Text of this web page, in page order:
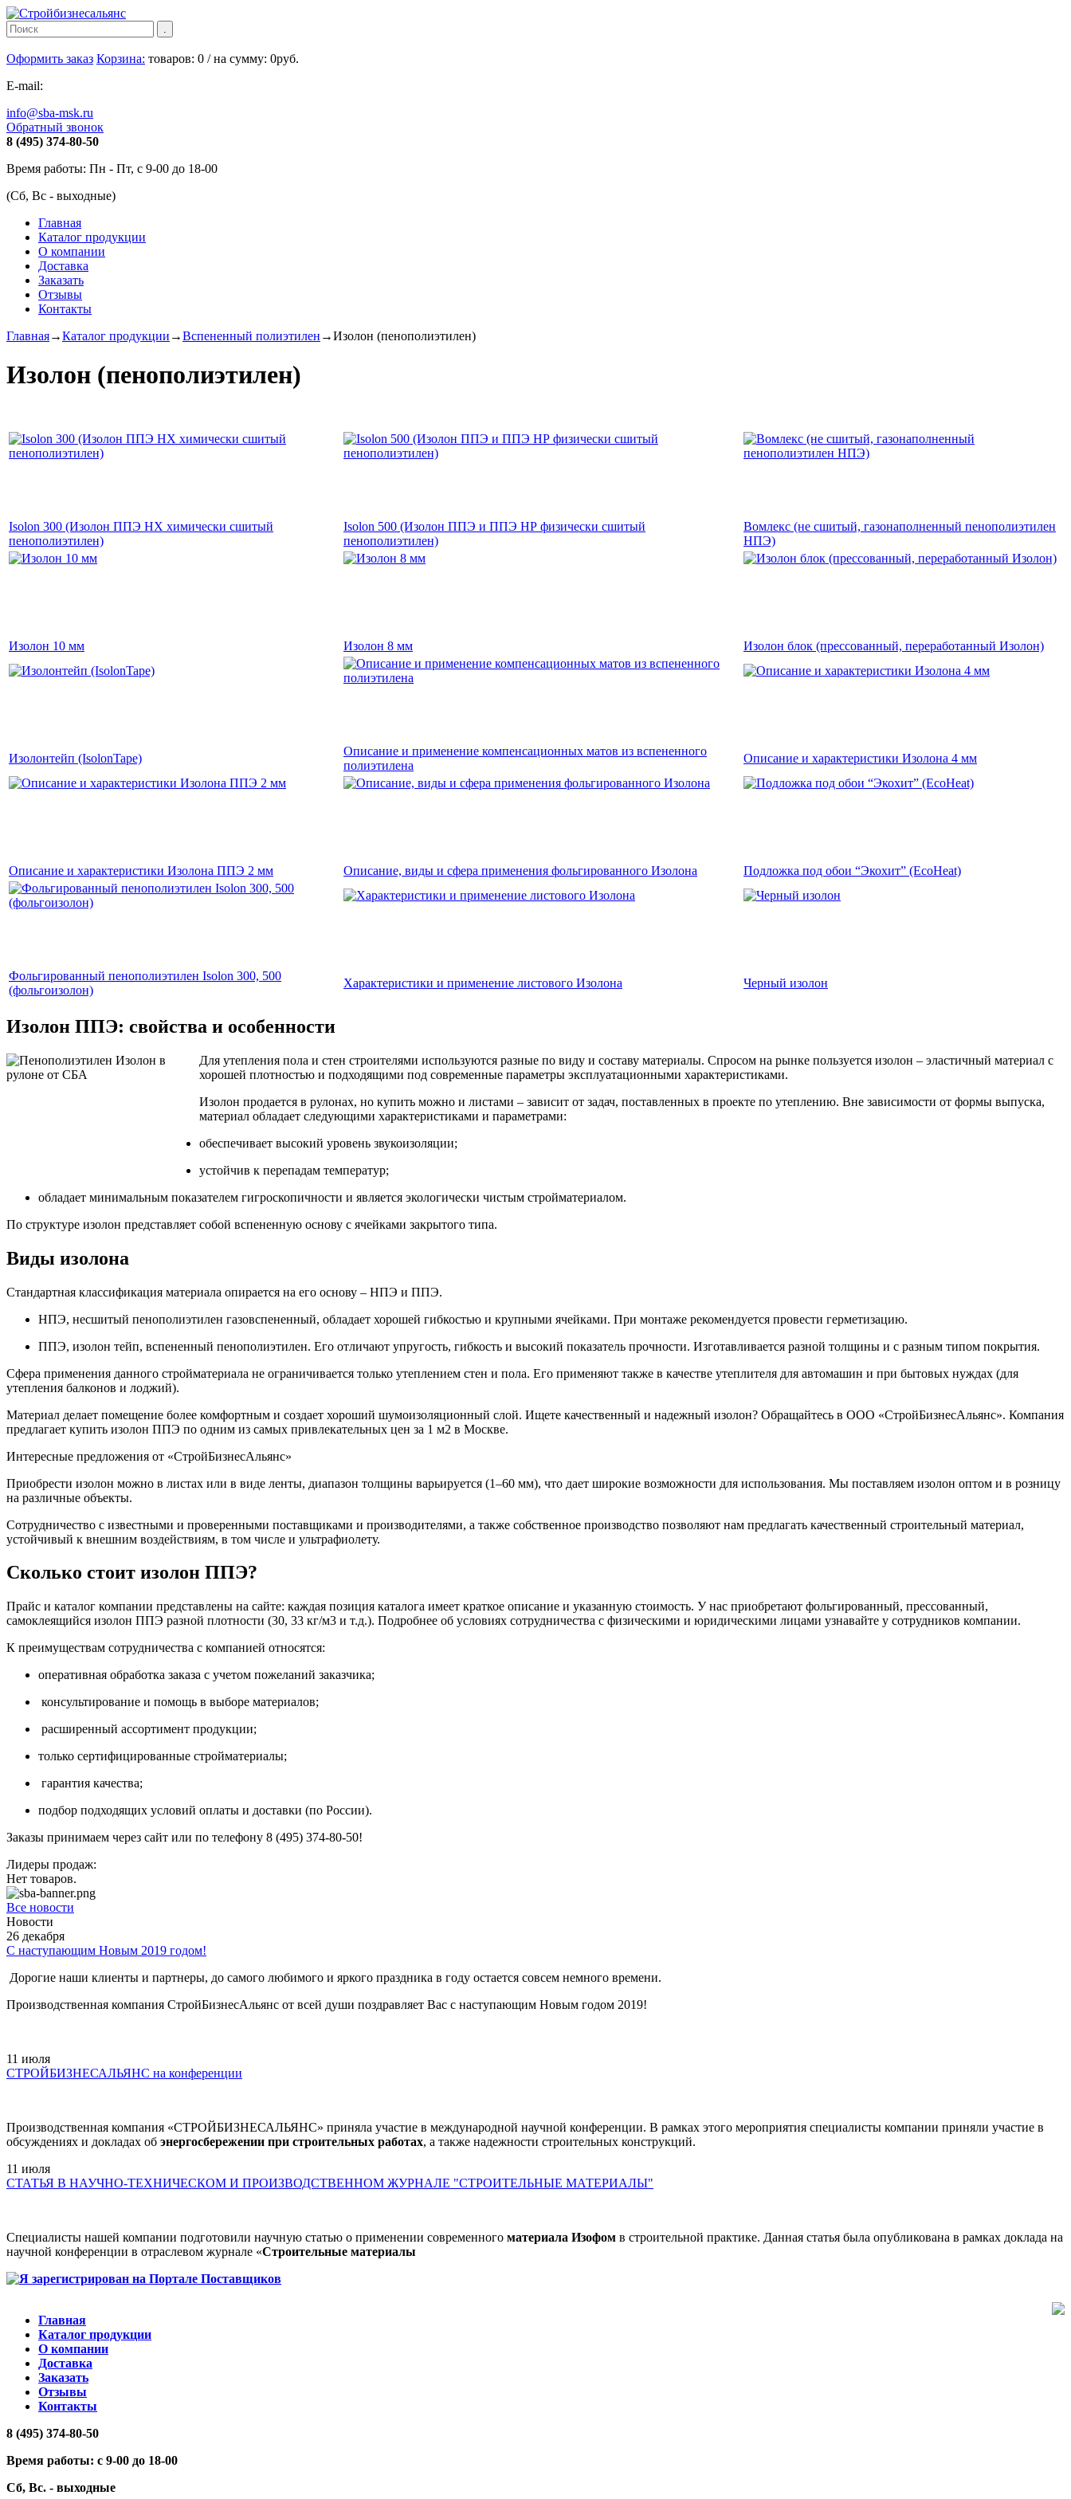
Оформить заказ Корзина: товаров: 0 / на сумму: 0руб.
E-mail:
info@sba-msk.ru
Обратный звонок
8 (495) 374-80-50
Время работы: Пн - Пт, с 9-00 до 18-00
(Сб, Вс - выходные)
Главная
Каталог продукции
О компании
Доставка
Заказать
Отзывы
Контакты
Главная→Каталог продукции →Вспененный полиэтилен →Изолон (пенополиэтилен)
Изолон (пенополиэтилен)
Isolon 300 (Изолон ППЭ НХ химически сшитый
пенополиэтилен)
Isolon 500 (Изолон ППЭ и ППЭ НР физически сшитый
пенополиэтилен)
Вомлекс (не сшитый, газонаполненный пенополиэтилен
НПЭ)
Изолон 10 мм Изолон 8 мм Изолон блок (прессованный, переработанный Изолон)
Изолонтейп (IsolonTape)
Описание и применение компенсационных матов из вспененного
полиэтилена
Описание и характеристики Изолона 4 мм
Описание и характеристики Изолона ППЭ 2 мм Описание, виды и сфера применения фольгированного Изолона Подложка под обои “Экохит” (EcoHeat)
Фольгированный пенополиэтилен Isolon 300, 500
(фольгоизолон)
Характеристики и применение листового Изолона Черный изолон
Изолон ППЭ: свойства и особенности
Для утепления пола и стен строителями используются разные по виду и составу материалы. Спросом на рынке пользуется изолон – эластичный материал с
хорошей плотностью и подходящими под современные параметры эксплуатационными характеристиками.
Изолон продается в рулонах, но купить можно и листами – зависит от задач, поставленных в проекте по утеплению. Вне зависимости от формы выпуска,
материал обладает следующими характеристиками и параметрами:
обеспечивает высокий уровень звукоизоляции;
устойчив к перепадам температур;
обладает минимальным показателем гигроскопичности и является экологически чистым стройматериалом.
По структуре изолон представляет собой вспененную основу с ячейками закрытого типа.
Виды изолона
Стандартная классификация материала опирается на его основу – НПЭ и ППЭ.
НПЭ, несшитый пенополиэтилен газовспененный, обладает хорошей гибкостью и крупными ячейками. При монтаже рекомендуется провести герметизацию.
ППЭ, изолон тейп, вспененный пенополиэтилен. Его отличают упругость, гибкость и высокий показатель прочности. Изготавливается разной толщины и с разным типом покрытия.
Сфера применения данного стройматериала не ограничивается только утеплением стен и пола. Его применяют также в качестве утеплителя для автомашин и при бытовых нуждах (для
утепления балконов и лоджий).
Материал делает помещение более комфортным и создает хороший шумоизоляционный слой. Ищете качественный и надежный изолон? Обращайтесь в ООО «СтройБизнесАльянс». Компания
предлагает купить изолон ППЭ по одним из самых привлекательных цен за 1 м2 в Москве.
Интересные предложения от «СтройБизнесАльянс»
Приобрести изолон можно в листах или в виде ленты, диапазон толщины варьируется (1–60 мм), что дает широкие возможности для использования. Мы поставляем изолон оптом и в розницу
на различные объекты.
Сотрудничество с известными и проверенными поставщиками и производителями, а также собственное производство позволяют нам предлагать качественный строительный материал,
устойчивый к внешним воздействиям, в том числе и ультрафиолету.
Сколько стоит изолон ППЭ?
Прайс и каталог компании представлены на сайте: каждая позиция каталога имеет краткое описание и указанную стоимость. У нас приобретают фольгированный, прессованный,
самоклеящийся изолон ППЭ разной плотности (30, 33 кг/м3 и т.д.). Подробнее об условиях сотрудничества с физическими и юридическими лицами узнавайте у сотрудников компании.
К преимуществам сотрудничества с компанией относятся:
оперативная обработка заказа с учетом пожеланий заказчика;
консультирование и помощь в выборе материалов;
расширенный ассортимент продукции;
только сертифицированные стройматериалы;
гарантия качества;
подбор подходящих условий оплаты и доставки (по России).
Заказы принимаем через сайт или по телефону 8 (495) 374-80-50!
Лидеры продаж:
Нет товаров.
Все новости
Новости
26 декабря
С наступающим Новым 2019 годом!
Дорогие наши клиенты и партнеры, до самого любимого и яркого праздника в году остается совсем немного времени.
Производственная компания СтройБизнесАльянс от всей души поздравляет Вас с наступающим Новым годом 2019!
11 июля
СТРОЙБИЗНЕСАЛЬЯНС на конференции
Производственная компания «СТРОЙБИЗНЕСАЛЬЯНС» приняла участие в международной научной конференции. В рамках этого мероприятия специалисты компании приняли участие в
обсуждениях и докладах об энергосбережении при строительных работах, а также надежности строительных конструкций.
11 июля
СТАТЬЯ В НАУЧНО-ТЕХНИЧЕСКОМ И ПРОИЗВОДСТВЕННОМ ЖУРНАЛЕ "СТРОИТЕЛЬНЫЕ МАТЕРИАЛЫ"
Специалисты нашей компании подготовили научную статью о применении современного материала Изофом в строительной практике. Данная статья была опубликована в рамках доклада на
научной конференции в отраслевом журнале «Строительные материалы
Главная
Каталог продукции
О компании
Доставка
Заказать
Отзывы
Контакты
8 (495) 374-80-50
Время работы: с 9-00 до 18-00
Сб, Вс. - выходные